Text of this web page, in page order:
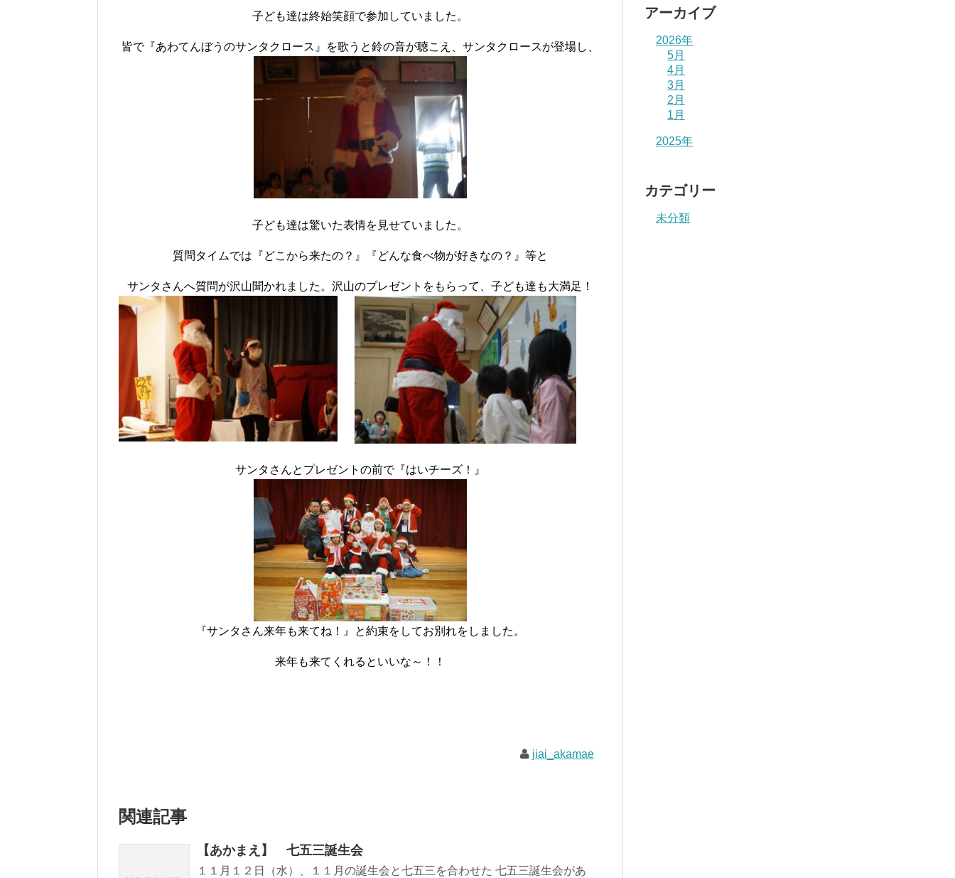
子ども達は終始笑顔で参加していました。
皆で『あわてんぼうのサンタクロース』を歌うと鈴の音が聴こえ、サンタクロースが登場し、
子ども達は驚いた表情を見せていました。
質問タイムでは『どこから来たの？』『どんな食べ物が好きなの？』等と
サンタさんへ質問が沢山聞かれました。沢山のプレゼントをもらって、子ども達も大満足！
サンタさんとプレゼントの前で『はいチーズ！』
『サンタさん来年も来てね！』と約束をしてお別れをしました。
来年も来てくれるといいな～！！
jiai_akamae
関連記事
【あかまえ】 七五三誕生会
１１月１２日（水）、１１月の誕生会と七五三を合わせた 七五三誕生会があ
アーカイブ
2026年
5月
4月
3月
2月
1月
2025年
カテゴリー
未分類